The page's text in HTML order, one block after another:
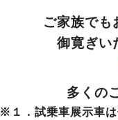
ご家族でも
御寛ぎい
多くの
※１．試乗車展示車は